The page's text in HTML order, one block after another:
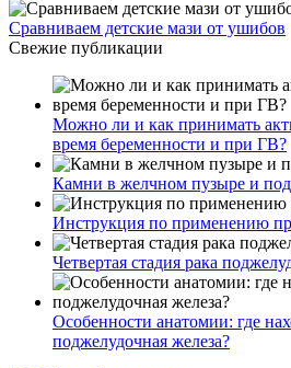
Сравниваем детские мази от ушибов
Свежие публикации
Можно ли и как принимать
время беременности и при ГВ?
Камни в желчном пузыре и
Инструкция по применению
Четвертая стадия рака
Особенности анатомии: где
поджелудочная железа?